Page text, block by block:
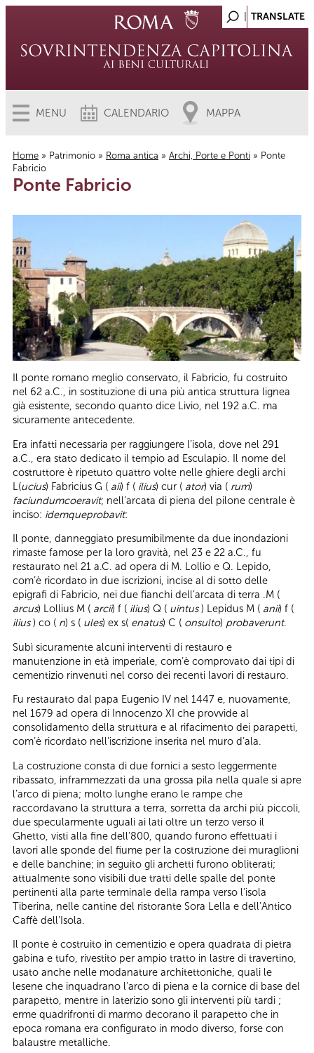
MENU CALENDARIO MAPPA
Tu sei qui
Home » Patrimonio » Roma antica » Archi, Porte e Ponti » Ponte
Fabricio
Ponte Fabricio
Il ponte romano meglio conservato, il Fabricio, fu costruito
nel 62 a.C., in sostituzione di una più antica struttura lignea
già esistente, secondo quanto dice Livio, nel 192 a.C. ma
sicuramente antecedente.
Era infatti necessaria per raggiungere l’isola, dove nel 291
a.C., era stato dedicato il tempio ad Esculapio. Il nome del
costruttore è ripetuto quattro volte nelle ghiere degli archi
L(ucius) Fabricius G ( aii) f ( ilius) cur ( ator) via ( rum)
faciundumcoeravit; nell’arcata di piena del pilone centrale è
inciso: idemqueprobavit:
Il ponte, danneggiato presumibilmente da due inondazioni
rimaste famose per la loro gravità, nel 23 e 22 a.C., fu
restaurato nel 21 a.C. ad opera di M. Lollio e Q. Lepido,
com’è ricordato in due iscrizioni, incise al di sotto delle
epigrafi di Fabricio, nei due fianchi dell’arcata di terra .M (
arcus) Lollius M ( arcii) f ( ilius) Q ( uintus) Lepidus M ( anii) f (
ilius) co ( n) s ( ules) ex s( enatus) C ( onsulto) probaverunt.
Subì sicuramente alcuni interventi di restauro e
manutenzione in età imperiale, com’è comprovato dai tipi di
cementizio rinvenuti nel corso dei recenti lavori di restauro.
Fu restaurato dal papa Eugenio IV nel 1447 e, nuovamente,
nel 1679 ad opera di Innocenzo XI che provvide al
consolidamento della struttura e al rifacimento dei parapetti,
com’è ricordato nell’iscrizione inserita nel muro d’ala.
La costruzione consta di due fornici a sesto leggermente
ribassato, inframmezzati da una grossa pila nella quale si apre
l’arco di piena; molto lunghe erano le rampe che
raccordavano la struttura a terra, sorretta da archi più piccoli,
due specularmente uguali ai lati oltre un terzo verso il
Ghetto, visti alla fine dell’800, quando furono effettuati i
lavori alle sponde del fiume per la costruzione dei muraglioni
e delle banchine; in seguito gli archetti furono obliterati;
attualmente sono visibili due tratti delle spalle del ponte
pertinenti alla parte terminale della rampa verso l’isola
Tiberina, nelle cantine del ristorante Sora Lella e dell’Antico
Caffè dell’Isola.
Il ponte è costruito in cementizio e opera quadrata di pietra
gabina e tufo, rivestito per ampio tratto in lastre di travertino,
usato anche nelle modanature architettoniche, quali le
lesene che inquadrano l’arco di piena e la cornice di base del
parapetto, mentre in laterizio sono gli interventi più tardi ;
erme quadrifronti di marmo decorano il parapetto che in
epoca romana era configurato in modo diverso, forse con
balaustre metalliche.